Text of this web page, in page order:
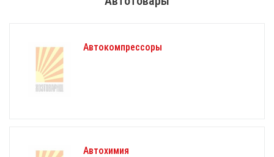
Автокомпрессоры
Автохимия